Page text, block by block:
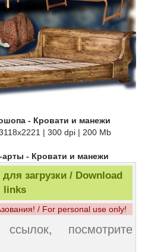
- Кровати и манежи
| 300 dpi | 200 Mb
арты - Кровати и манежи
загрузки / Download
links
/ For personal use only!
посмотрите